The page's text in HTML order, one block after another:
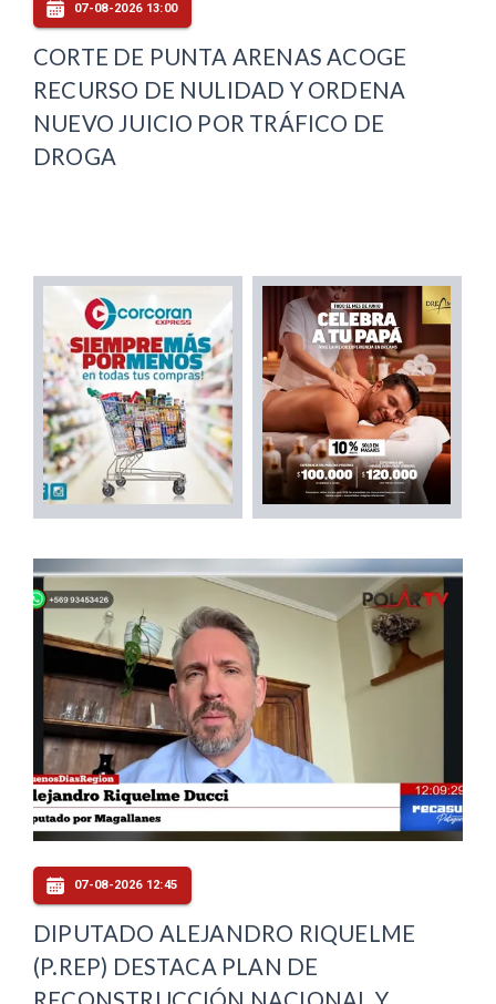
07-08-2026 13:00
CORTE DE PUNTA ARENAS ACOGE
RECURSO DE NULIDAD Y ORDENA
NUEVO JUICIO POR TRÁFICO DE
DROGA
07-08-2026 12:45
DIPUTADO ALEJANDRO RIQUELME
(P.REP) DESTACA PLAN DE